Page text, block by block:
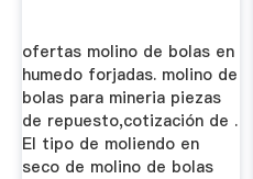
ofertas molino de bolas en
humedo forjadas. molino de
bolas para mineria piezas
de repuesto,cotización de .
El tipo de moliendo en
seco de molino de bolas